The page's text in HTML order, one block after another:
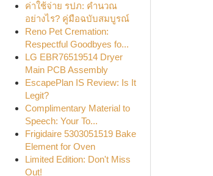
ค่าใช้จ่าย รปภ: คำนวณ
อย่างไร? คู่มือฉบับสมบูรณ์
Reno Pet Cremation:
Respectful Goodbyes fo...
LG EBR76519514 Dryer
Main PCB Assembly
EscapePlan IS Review: Is It
Legit?
Complimentary Material to
Speech: Your To...
Frigidaire 5303051519 Bake
Element for Oven
Limited Edition: Don't Miss
Out!